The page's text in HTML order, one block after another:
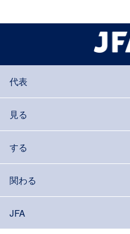
代表
見る
する
関わる
JFA